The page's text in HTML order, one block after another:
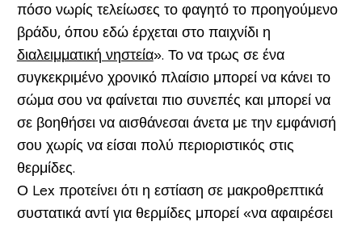
πόσο νωρίς τελείωσες το φαγητό το προηγούμενο
βράδυ, όπου εδώ έρχεται στο παιχνίδι η
διαλειμματική νηστεία». Το να τρως σε ένα
συγκεκριμένο χρονικό πλαίσιο μπορεί να κάνει το
σώμα σου να φαίνεται πιο συνεπές και μπορεί να
σε βοηθήσει να αισθάνεσαι άνετα με την εμφάνισή
σου χωρίς να είσαι πολύ περιοριστικός στις
θερμίδες.
Ο Lex προτείνει ότι η εστίαση σε μακροθρεπτικά
συστατικά αντί για θερμίδες μπορεί «να αφαιρέσει